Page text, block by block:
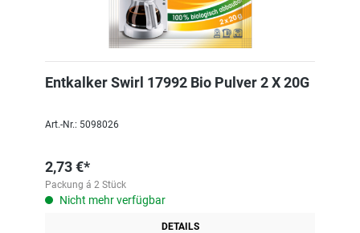
Entkalker Swirl 17992 Bio Pulver 2 X 20G
Art.-Nr.: 5098026
2,73 €*
Packung á 2 Stück
Nicht mehr verfügbar
DETAILS